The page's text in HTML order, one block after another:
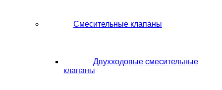
Смесительные клапаны
Двухходовые смесительные
клапаны